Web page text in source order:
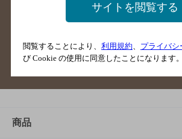
掲載店舗様ログイン
ご意見・ご感想
商品
サイトを閲覧する
閲覧することにより、 利用規約 プライバシ
び Cookie の使用に同意したことになります。